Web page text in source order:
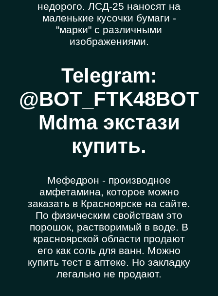
недорого. ЛСД-25 наносят на
маленькие кусочки бумаги -
"марки" с различными
изображениями.
Telegram:
@BOT_FTK48BOT
Mdma экстази
купить.
Мефедрон - производное
амфетамина, которое можно
заказать в Красноярске на сайте.
По физическим свойствам это
порошок, растворимый в воде. В
красноярской области продают
его как соль для ванн. Можно
купить тест в аптеке. Но закладку
легально не продают.